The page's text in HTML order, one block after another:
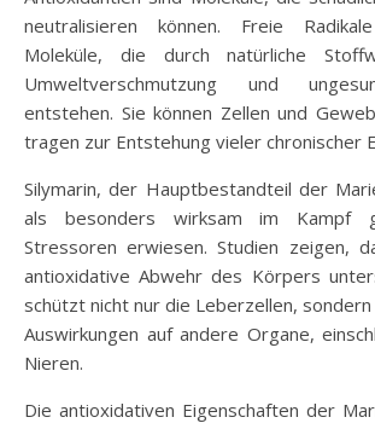
neutralisieren können. Freie
Moleküle, die durch natürliche
Umweltverschmutzung und
entstehen. Sie können Zellen und
tragen zur Entstehung vieler chronischer
Silymarin, der Hauptbestandteil der
als besonders wirksam im Kampf
Stressoren erwiesen. Studien zeigen,
antioxidative Abwehr des Körpers
schützt nicht nur die Leberzellen,
Auswirkungen auf andere Organe,
Nieren.
Die antioxidativen Eigenschaften der